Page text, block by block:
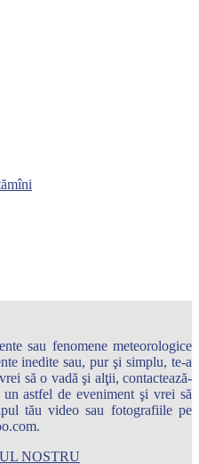
sau fenomene meteorologice
inedite sau, pur şi simplu, te-a
să o vadă şi alţii, contactează-
astfel de eveniment şi vrei să
tău video sau fotografiile pe